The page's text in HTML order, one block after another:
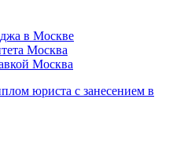
в Москве
Москва
Москва
юриста с занесением в